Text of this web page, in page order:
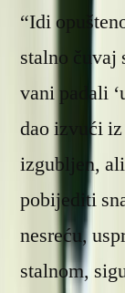
“Idi
stalno čuvaj
vani padali
dao izvući iz
izgubljen, ali
pobijediti
nesreću,
stalnom,